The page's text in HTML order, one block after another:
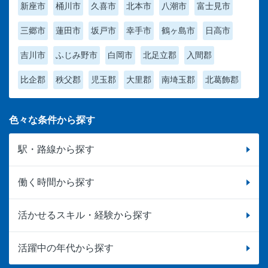
新座市 桶川市 久喜市 北本市 八潮市 富士見市
三郷市 蓮田市 坂戸市 幸手市 鶴ヶ島市 日高市
吉川市 ふじみ野市 白岡市 北足立郡 入間郡
比企郡 秩父郡 児玉郡 大里郡 南埼玉郡 北葛飾郡
色々な条件から探す
駅・路線から探す
働く時間から探す
活かせるスキル・経験から探す
活躍中の年代から探す